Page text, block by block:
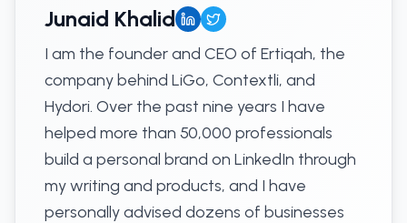
Junaid Khalid
I am the founder and CEO of Ertiqah, the
company behind LiGo, Contextli, and
Hydori. Over the past nine years I have
helped more than 50,000 professionals
build a personal brand on LinkedIn through
my writing and products, and I have
personally advised dozens of businesses